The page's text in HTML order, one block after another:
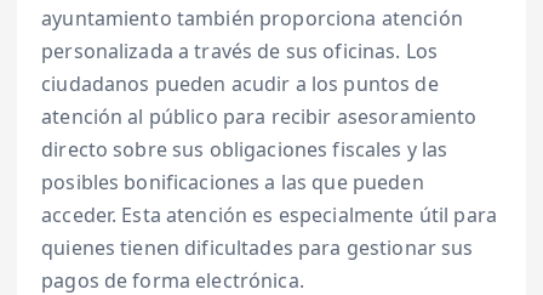
ayuntamiento también proporciona atención
personalizada a través de sus oficinas. Los
ciudadanos pueden acudir a los puntos de
atención al público para recibir asesoramiento
directo sobre sus obligaciones fiscales y las
posibles bonificaciones a las que pueden
acceder. Esta atención es especialmente útil para
quienes tienen dificultades para gestionar sus
pagos de forma electrónica.